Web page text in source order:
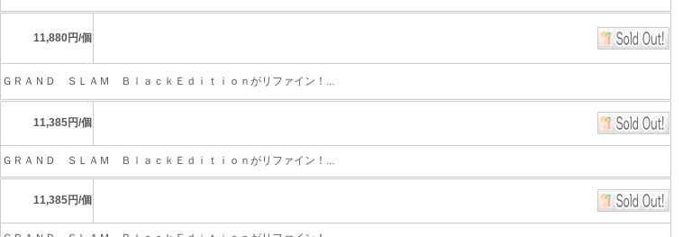
11,880円/個
ＧＲＡＮＤ ＳＬＡＭ ＢｌａｃｋＥｄｉｔｉｏｎがリファイン！...
11,385円/個
ＧＲＡＮＤ ＳＬＡＭ ＢｌａｃｋＥｄｉｔｉｏｎがリファイン！...
11,385円/個